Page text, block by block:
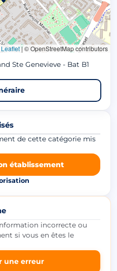
Leaflet|© OpenStreetMap contributors
Ste Genevieve - Bat B1
de cette catégorie mis
établissement
incorrecte ou
si vous en êtes le
une erreur